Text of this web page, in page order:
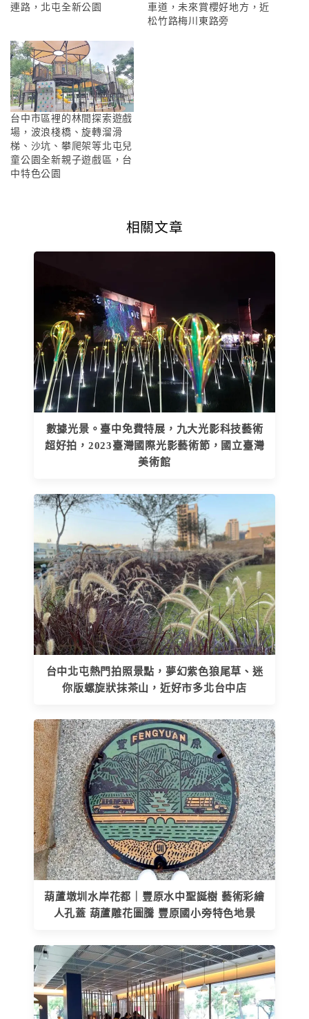
連路，北屯全新公園
車道，未來賞櫻好地方，近
松竹路梅川東路旁
台中市區裡的林間探索遊戲
場，波浪棧橋、旋轉溜滑
梯、沙坑、攀爬架等北屯兒
童公園全新親子遊戲區，台
中特色公園
相關文章
數據光景。臺中免費特展，九大光影科技藝術
超好拍，2023臺灣國際光影藝術節，國立臺灣
美術館
台中北屯熱門拍照景點，夢幻紫色狼尾草、迷
你版螺旋狀抹茶山，近好市多北台中店
葫蘆墩圳水岸花都｜豐原水中聖誕樹 藝術彩繪
人孔蓋 葫蘆雕花圖騰 豐原國小旁特色地景